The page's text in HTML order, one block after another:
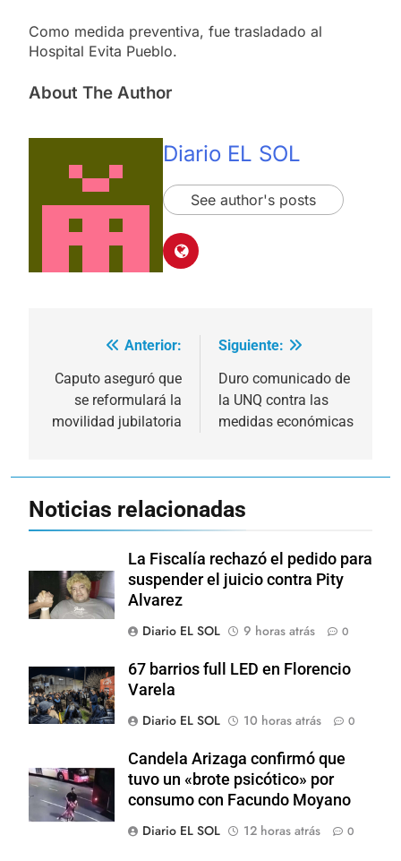
Como medida preventiva, fue trasladado al
Hospital Evita Pueblo.
About The Author
Diario EL SOL
See author's posts
Navegación
de
entradas
Anterior:
Caputo aseguró que
se reformulará la
movilidad jubilatoria
Siguiente:
Duro comunicado de
la UNQ contra las
medidas económicas
Noticias relacionadas
La Fiscalía rechazó el pedido para
suspender el juicio contra Pity
Alvarez
Diario EL SOL
9 horas atrás 0
67 barrios full LED en Florencio
Varela
Diario EL SOL
10 horas atrás 0
Candela Arizaga confirmó que
tuvo un «brote psicótico» por
consumo con Facundo Moyano
Diario EL SOL
12 horas atrás 0